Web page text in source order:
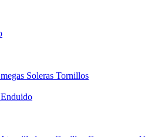
Soleras Tornillos
Enduido